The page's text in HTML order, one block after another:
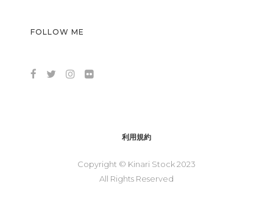
FOLLOW ME
利用規約
Copyright © Kinari Stock 2023
All Rights Reserved